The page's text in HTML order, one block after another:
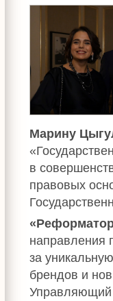
Марину
в
правовых
направления
за
брендов и
Управляющий